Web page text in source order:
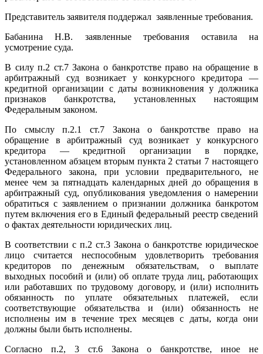
Представитель заявителя поддержал заявленные требования.
Бабанина Н.В. заявленные требования оставила на
усмотрение суда.
В силу п.2 ст.7 Закона о банкротстве право на обращение в
арбитражный суд возникает у конкурсного кредитора —
кредитной организации с даты возникновения у должника
признаков банкротства, установленных настоящим
Федеральным законом.
По смыслу п.2.1 ст.7 Закона о банкротстве право на
обращение в арбитражный суд возникает у конкурсного
кредитора — кредитной организации в порядке,
установленном абзацем вторым пункта 2 статьи 7 настоящего
Федерального закона, при условии предварительного, не
менее чем за пятнадцать календарных дней до обращения в
арбитражный суд, опубликования уведомления о намерении
обратиться с заявлением о признании должника банкротом
путем включения его в Единый федеральный реестр сведений
о фактах деятельности юридических лиц.
В соответствии с п.2 ст.3 Закона о банкротстве юридическое
лицо считается неспособным удовлетворить требования
кредиторов по денежным обязательствам, о выплате
выходных пособий и (или) об оплате труда лиц, работающих
или работавших по трудовому договору, и (или) исполнить
обязанность по уплате обязательных платежей, если
соответствующие обязательства и (или) обязанность не
исполнены им в течение трех месяцев с даты, когда они
должны были быть исполнены.
Согласно п.2, 3 ст.6 Закона о банкротстве, иное не